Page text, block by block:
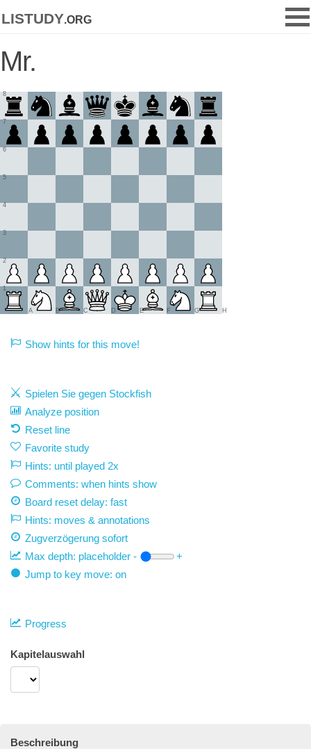
listudy.org
Mr.
1
2
3
4
5
6
7
8
A B C D E F G H
Show hints for this move!
Spielen Sie gegen Stockfish
Analyze position
Reset line
Favorite study
Hints: until played 2x
Comments: when hints show
Board reset delay: fast
Hints: moves & annotations
Zugverzögerung sofort
Max depth: placeholder -
+
Jump to key move: on
Progress
Kapitelauswahl
Beschreibung